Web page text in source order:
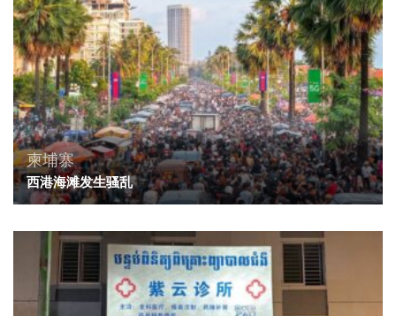
柬埔寨
西港海滩发生骚乱